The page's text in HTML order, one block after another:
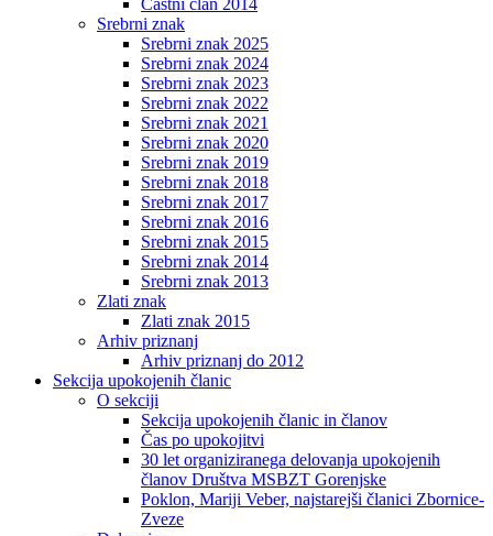
Častni član 2014
Srebrni znak
Srebrni znak 2025
Srebrni znak 2024
Srebrni znak 2023
Srebrni znak 2022
Srebrni znak 2021
Srebrni znak 2020
Srebrni znak 2019
Srebrni znak 2018
Srebrni znak 2017
Srebrni znak 2016
Srebrni znak 2015
Srebrni znak 2014
Srebrni znak 2013
Zlati znak
Zlati znak 2015
Arhiv priznanj
Arhiv priznanj do 2012
Sekcija upokojenih članic
O sekciji
Sekcija upokojenih članic in članov
Čas po upokojitvi
30 let organiziranega delovanja upokojenih
članov Društva MSBZT Gorenjske
Poklon, Mariji Veber, najstarejši članici Zbornice-
Zveze